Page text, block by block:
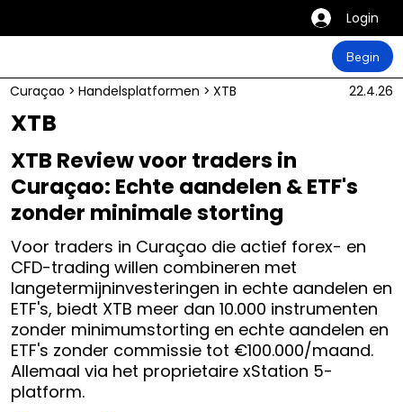
Login
Begin
Curaçao > Handelsplatformen > XTB 22.4.26
XTB
XTB Review voor traders in
Curaçao: Echte aandelen & ETF's
zonder minimale storting
Voor traders in Curaçao die actief forex- en
CFD-trading willen combineren met
langetermijninvesteringen in echte aandelen en
ETF's, biedt XTB meer dan 10.000 instrumenten
zonder minimumstorting en echte aandelen en
ETF's zonder commissie tot €100.000/maand.
Allemaal via het proprietaire xStation 5-
platform.